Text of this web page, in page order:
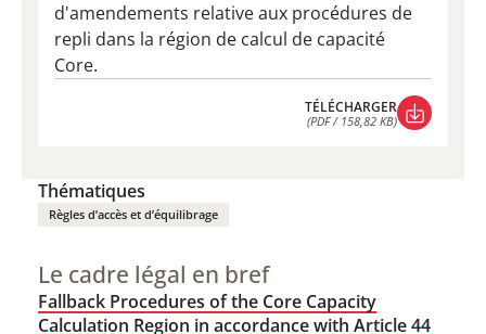
d'amendements relative aux procédures de
repli dans la région de calcul de capacité
Core.
TÉLÉCHARGER
(PDF / 158,82 KB)
Thématiques
Règles d’accès et d’équilibrage
Le cadre légal en bref
Fallback Procedures of the Core Capacity
Calculation Region in accordance with Article 44